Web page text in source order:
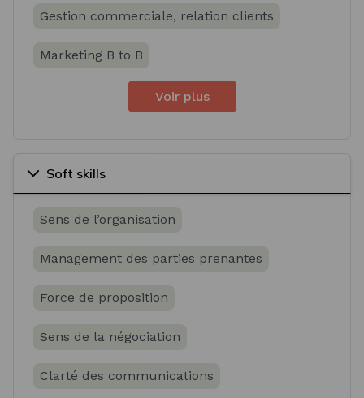
Gestion commerciale, relation clients
Marketing B to B
Voir plus
Soft skills
Sens de l’organisation
Management des parties prenantes
Force de proposition
Sens de la négociation
Clarté des communications